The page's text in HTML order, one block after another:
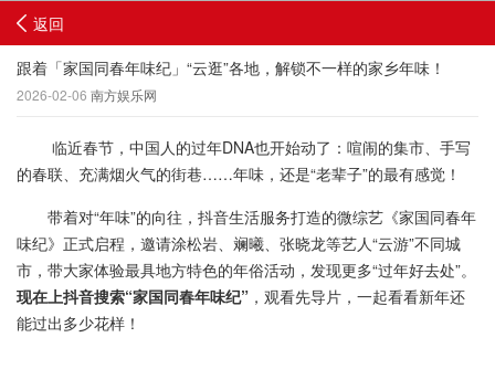
返回
跟着「家国同春年味纪」“云逛”各地，解锁不一样的家乡年味！
2026-02-06 南方娱乐网
临近春节，中国人的过年DNA也开始动了：喧闹的集市、手写
的春联、充满烟火气的街巷……年味，还是“老辈子”的最有感觉！
带着对“年味”的向往，抖音生活服务打造的微综艺《家国同春年
味纪》正式启程，邀请涂松岩、斓曦、张晓龙等艺人“云游”不同城
市，带大家体验最具地方特色的年俗活动，发现更多“过年好去处”。
现在上抖音搜索“家国同春年味纪” ，观看先导片，一起看看新年还
能过出多少花样！